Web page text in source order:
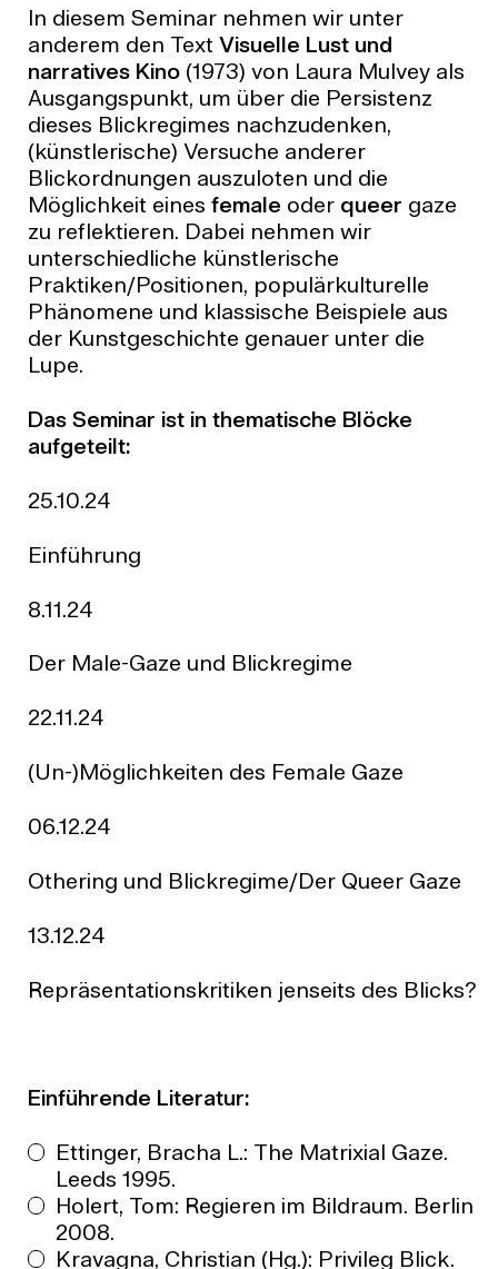
In diesem Seminar nehmen wir unter
anderem den Text Visuelle Lust und
narratives Kino(1973) von Laura Mulvey als
Ausgangspunkt, um über die Persistenz
dieses Blickregimes nachzudenken,
(künstlerische) Versuche anderer
Blickordnungen auszuloten und die
Möglichkeit eines female oder queer gaze
zu reflektieren. Dabei nehmen wir
unterschiedliche künstlerische
Praktiken/Positionen, populärkulturelle
Phänomene und klassische Beispiele aus
der Kunstgeschichte genauer unter die
Lupe.
Das Seminar ist in thematische Blöcke
aufgeteilt:
25.10.24
Einführung
8.11.24
Der Male-Gaze und Blickregime
22.11.24
(Un-)Möglichkeiten des Female Gaze
06.12.24
Othering und Blickregime/Der Queer Gaze
13.12.24
Repräsentationskritiken jenseits des Blicks?
Einführende Literatur:
Ettinger, Bracha L.: The Matrixial Gaze.
Leeds 1995.
Holert, Tom: Regieren im Bildraum. Berlin
2008.
Kravagna, Christian (Hg.): Privileg Blick.